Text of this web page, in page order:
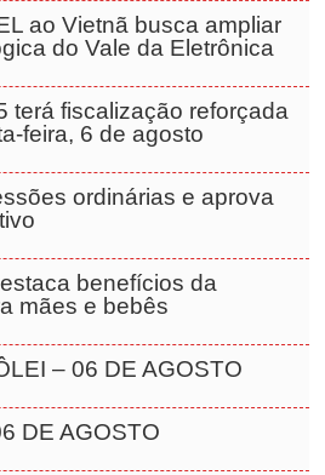
ao Vietnã busca ampliar
do Vale da Eletrônica
terá fiscalização reforçada
feira, 6 de agosto
ordinárias e aprova
benefícios da
mães e bebês
– 06 DE AGOSTO
DE AGOSTO